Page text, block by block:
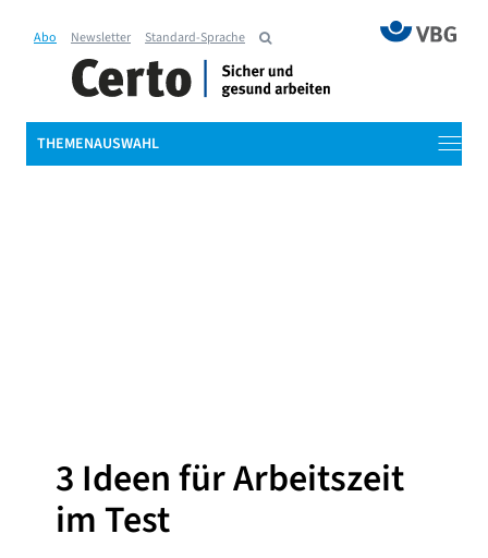
Abo Newsletter Standard-Sprache
THEMENAUSWAHL
3 Ideen für Arbeitszeit
im Test